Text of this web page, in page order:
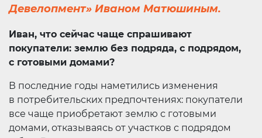
Девелопмент» Иваном Матюшиным.
Иван, что сейчас чаще спрашивают
покупатели: землю без подряда, с подрядом,
с готовыми домами?
В последние годы наметились изменения
в потребительских предпочтениях: покупатели
все чаще приобретают землю с готовыми
домами, отказываясь от участков с подрядом